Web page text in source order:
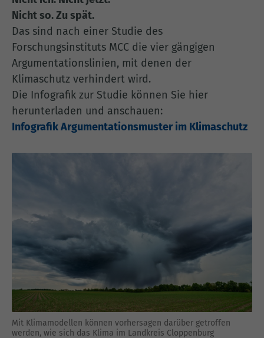
Nicht so. Zu spät.
Das sind nach einer Studie des
Forschungsinstituts MCC die vier gängigen
Argumentationslinien, mit denen der
Klimaschutz verhindert wird.
Die Infografik zur Studie können Sie hier
herunterladen und anschauen:
Infografik Argumentationsmuster im Klimaschutz
Mit Klimamodellen können vorhersagen darüber getroffen
werden, wie sich das Klima im Landkreis Cloppenburg